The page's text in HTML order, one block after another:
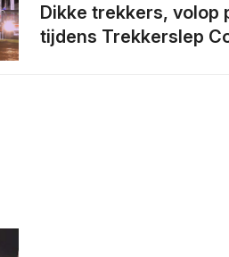
Dikke trekkers, volop
tijdens Trekkerslep